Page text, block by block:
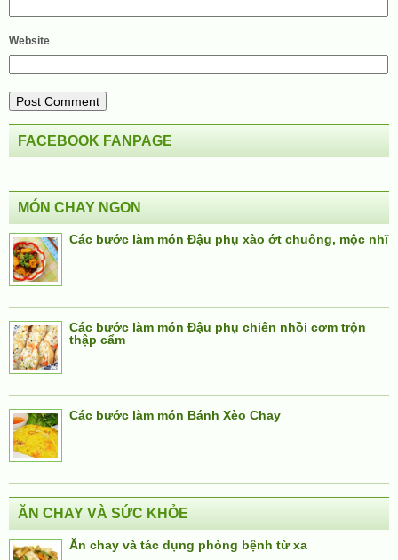
Website
FACEBOOK FANPAGE
MÓN CHAY NGON
Các bước làm món Đậu phụ xào ớt chuông, mộc nhĩ
Các bước làm món Đậu phụ chiên nhồi cơm trộn
thập cẩm
Các bước làm món Bánh Xèo Chay
ĂN CHAY VÀ SỨC KHỎE
Ăn chay và tác dụng phòng bệnh từ xa